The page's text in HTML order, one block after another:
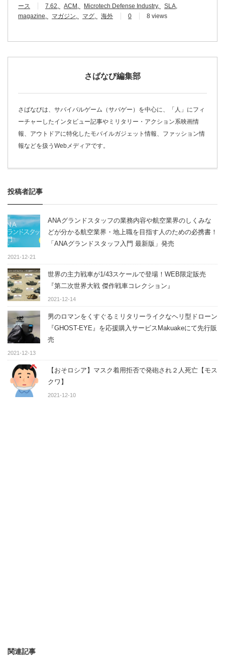
ース
7.62 ACM Microtech Defense Industry
SLA
magazine
マガジン マグ 海外 0 8 views
さばなび編集部
さばなびは、サバイバルゲーム（サバゲー）を中心に、「人」にフィ
ーチャーしたインタビュー記事やミリタリー・アクション系映画情
報、アウトドアに特化したモバイルガジェット情報、ファッション情
報などを扱うWebメディアです。
投稿者記事
ANAグランドスタッフの業務内容や航空業界のしくみな
どが分かる航空業界・地上職を目指す人のための必携書！
「ANAグランドスタッフ入門 最新版」発売
2021-12-21
世界の主力戦車が1/43スケールで登場！WEB限定販売
『第二次世界大戦 傑作戦車コレクション』
2021-12-14
男のロマンをくすぐるミリタリーライクなヘリ型ドローン
『GHOST-EYE』を応援購入サービスMakuakeにて先行販
売
2021-12-13
【おそロシア】マスク着用拒否で発砲され２人死亡【モス
クワ】
2021-12-10
関連記事